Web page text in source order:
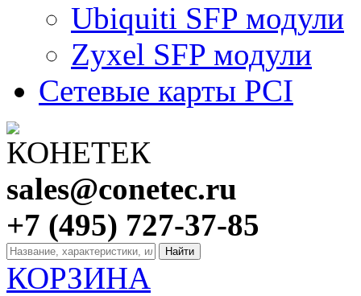
Ubiquiti SFP модули
Zyxel SFP модули
Сетевые карты PCI
sales@conetec.ru
+7 (495) 727-37-85
КОРЗИНА